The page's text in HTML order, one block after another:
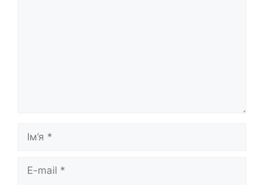
Ім’я